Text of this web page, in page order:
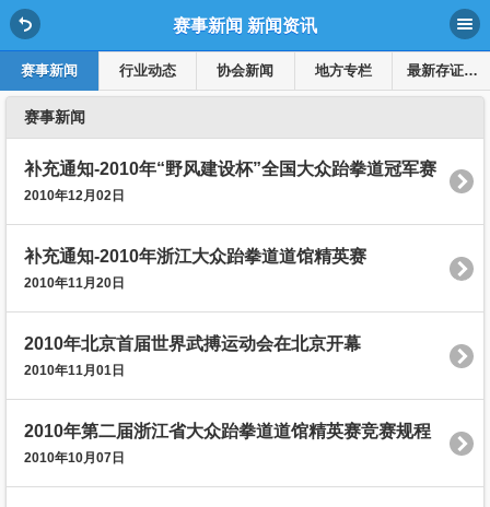
赛事新闻 新闻资讯
赛事新闻 行业动态 协会新闻 地方专栏 最新存证溯源公示
赛事新闻
补充通知-2010年“野风建设杯”全国大众跆拳道冠军赛
2010年12月02日
补充通知-2010年浙江大众跆拳道道馆精英赛
2010年11月20日
2010年北京首届世界武搏运动会在北京开幕
2010年11月01日
2010年第二届浙江省大众跆拳道道馆精英赛竞赛规程
2010年10月07日